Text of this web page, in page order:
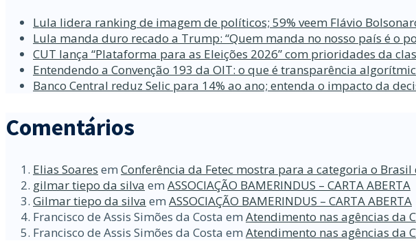
Lula lidera ranking de imagem de políticos; 59% veem Flávio
Lula manda duro recado a Trump: “Quem manda no nosso país é o
CUT lança “Plataforma para as Eleições 2026” com prioridades da
Entendendo a Convenção 193 da OIT: o que é transparência
Banco Central reduz Selic para 14% ao ano; entenda o impacto da
Comentários
Elias Soares em Conferência da Fetec mostra para a categoria o
gilmar tiepo da silva em ASSOCIAÇÃO BAMERINDUS – CARTA ABERTA
Gilmar tiepo da silva em ASSOCIAÇÃO BAMERINDUS – CARTA ABERTA
Francisco de Assis Simões da Costa em Atendimento nas agências da
Francisco de Assis Simões da Costa em Atendimento nas agências da